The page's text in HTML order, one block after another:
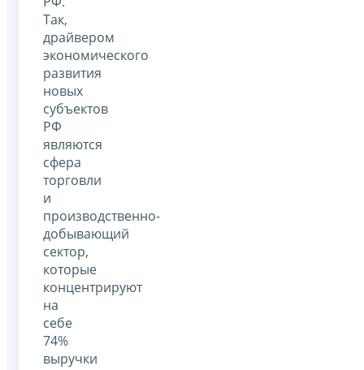
Так,
драйвером
экономического
развития
новых
субъектов
РФ
являются
сфера
торговли
и
производственно-
добывающий
сектор,
которые
концентрируют
на
себе
74%
выручки